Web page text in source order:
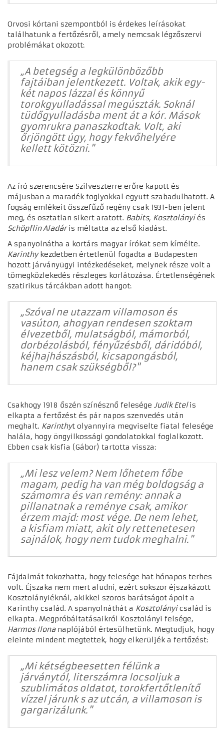
Orvosi kórtani szempontból is érdekes leírásokat
találhatunk a fertőzésről, amely nemcsak légzőszervi
problémákat okozott:
„A betegség a legkülönbözőbb
fajtáiban jelentkezett. Voltak, akik egy-
két napos lázzal és könnyű
torokgyulladással megúszták. Soknál
tüdőgyulladásba ment át a kór. Mások
gyomrukra panaszkodtak. Volt, aki
őrjöngött úgy, hogy fekvőhelyére
kellett kötözni."
Az író szerencsére Szilveszterre erőre kapott és
májusban a maradék foglyokkal együtt szabadulhatott. A
fogság emlékeit összefűző regény csak 1931-ben jelent
meg, és osztatlan sikert aratott. Babits, Kosztolányiés
Schöpflin Aladáris méltatta az első kiadást.
A spanyolnátha a kortárs magyar írókat sem kímélte.
Karinthykezdetben értetlenül fogadta a Budapesten
hozott járványügyi intézkedéseket, melynek része volt a
tömegközlekedés részleges korlátozása. Értetlenségének
szatirikus tárcákban adott hangot:
„Szóval ne utazzam villamoson és
vasúton, ahogyan rendesen szoktam
élvezetből, mulatságból, mámorból,
dorbézolásból, fényűzésből, dáridóból,
kéjhajhászásból, kicsapongásból,
hanem csak szükségből?"
Csakhogy 1918 őszén színésznő felesége Judik Etelis
elkapta a fertőzést és pár napos szenvedés után
meghalt. Karinthyt olyannyira megviselte fiatal felesége
halála, hogy öngyilkossági gondolatokkal foglalkozott.
Ebben csak kisfia (Gábor) tartotta vissza:
„Mi lesz velem? Nem lőhetem főbe
magam, pedig ha van még boldogság a
számomra és van remény: annak a
pillanatnak a reménye csak, amikor
érzem majd: most vége. De nem lehet,
a kisfiam miatt, akit oly rettenetesen
sajnálok, hogy nem tudok meghalni."
Fájdalmát fokozhatta, hogy felesége hat hónapos terhes
volt. Éjszaka nem mert aludni, ezért sokszor éjszakázott
Kosztolányiéknál, akikkel szoros barátságot ápolt a
Karinthy család. A spanyolnáthát a Kosztolányicsalád is
elkapta. Megpróbáltatásaikról Kosztolányi felsége,
Harmos Ilonanaplójából értesülhetünk. Megtudjuk, hogy
eleinte mindent megtettek, hogy elkerüljék a fertőzést:
„Mi kétségbeesetten félünk a
járványtól, literszámra locsoljuk a
szublimátos oldatot, torokfertőtlenítő
vízzel járunk s az utcán, a villamoson is
gargarizálunk."